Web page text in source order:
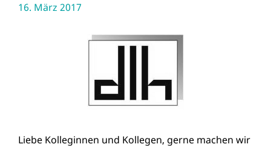
16. März 2017
Liebe Kolleginnen und Kollegen, gerne machen wir